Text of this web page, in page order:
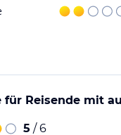
für Reisende mit
5 / 6